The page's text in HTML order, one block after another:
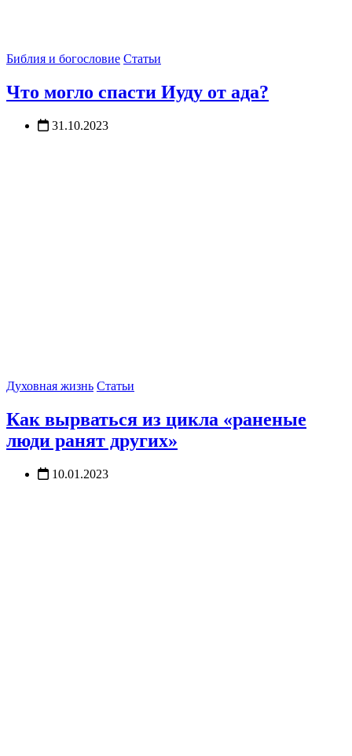
Библия и богословие Статьи
Что могло спасти Иуду от ада?
31.10.2023
Духовная жизнь Статьи
Как вырваться из цикла «раненые
люди ранят других»
10.01.2023